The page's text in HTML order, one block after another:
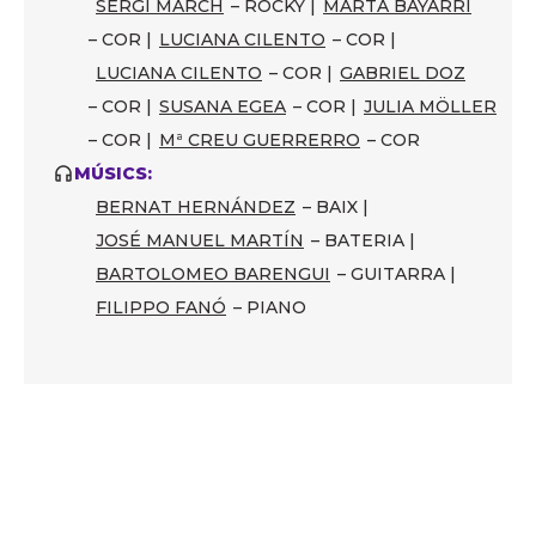
SERGI MARCH – ROCKY | MARTA BAYARRI
– COR | LUCIANA CILENTO – COR |
LUCIANA CILENTO – COR | GABRIEL DOZ
– COR | SUSANA EGEA – COR | JULIA MÖLLER
– COR | Mª CREU GUERRERRO – COR
MÚSICS:
BERNAT HERNÁNDEZ – BAIX |
JOSÉ MANUEL MARTÍN – BATERIA |
BARTOLOMEO BARENGUI – GUITARRA |
FILIPPO FANÓ – PIANO